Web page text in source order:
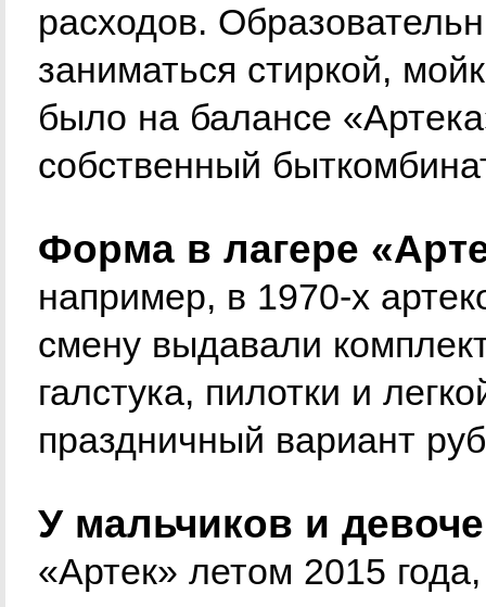
расходов.
заниматься стиркой,
было на балансе
собственный
Форма в лагере
например, в 1970-х
смену выдавали
галстука, пилотки и
праздничный вариант
У мальчиков и
«Артек» летом 2015